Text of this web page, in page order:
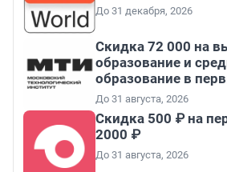
До 31 декабря, 2026
Скидка 72 000 на
образование и
образование в
До 31 августа, 2026
Скидка 500 ₽ на
2000 ₽
До 31 августа, 2026